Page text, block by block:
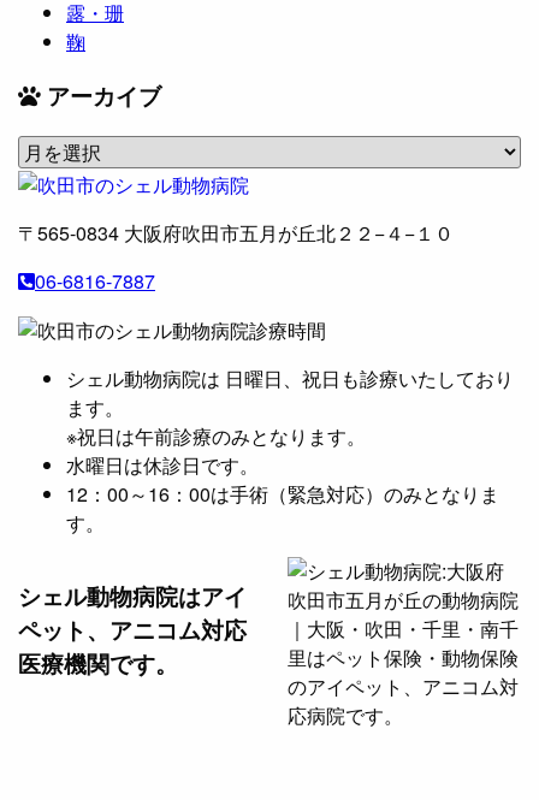
露・珊
鞠
アーカイブ
ア
ー
イ
〒565-0834 大阪府吹田市五月が丘北２２−４−１０
06-6816-7887
シェル動物病院は 日曜日、祝日も診療いたしており
ます。
※祝日は午前診療のみとなります。
水曜日は休診日です。
12：00～16：00は手術（緊急対応）のみとなりま
す。
シェル動物病院はアイ
ペット、アニコム対応
医療機関です。